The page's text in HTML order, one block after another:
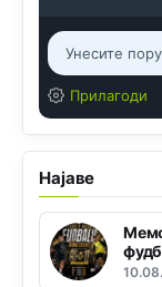
Прилагоди
Најаве